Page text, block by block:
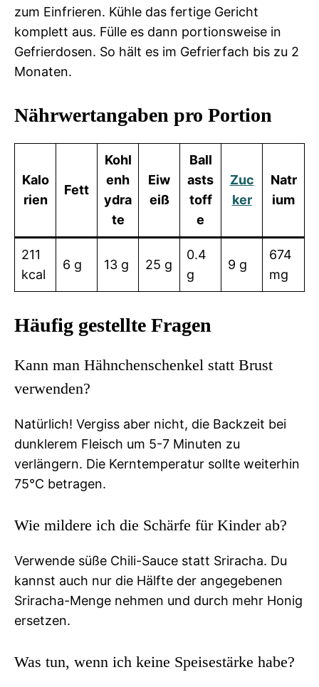
zum Einfrieren. Kühle das fertige Gericht
komplett aus. Fülle es dann portionsweise in
Gefrierdosen. So hält es im Gefrierfach bis zu 2
Monaten.
Nährwertangaben pro Portion
Kalo
rien
Fett
Kohl
enh
ydra
te
Eiw
eiß
Ball
asts
toff
e
Zuc
ker
Natr
ium
211
kcal
6 g 13 g 25 g
0.4
g
9 g
674
mg
Häufig gestellte Fragen
Kann man Hähnchenschenkel statt Brust
verwenden?
Natürlich! Vergiss aber nicht, die Backzeit bei
dunklerem Fleisch um 5-7 Minuten zu
verlängern. Die Kerntemperatur sollte weiterhin
75°C betragen.
Wie mildere ich die Schärfe für Kinder ab?
Verwende süße Chili-Sauce statt Sriracha. Du
kannst auch nur die Hälfte der angegebenen
Sriracha-Menge nehmen und durch mehr Honig
ersetzen.
Was tun, wenn ich keine Speisestärke habe?